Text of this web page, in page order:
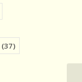
(37)